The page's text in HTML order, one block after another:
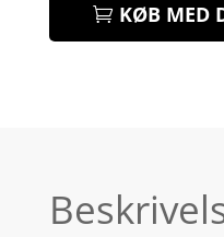
KØB MED